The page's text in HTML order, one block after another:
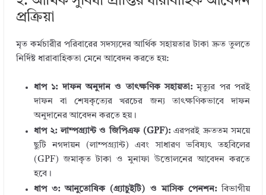
প্রক্রিয়া
মৃত কর্মচারীর পরিবারের সদস্যদের আর্থিক সহায়তার টাকা দ্রুত তুলতে
নির্দিষ্ট ধারাবাহিকতা মেনে আবেদন করতে হয়:
ধাপ ১: দাফন অনুদান ও তাৎক্ষণিক সহায়তা:মৃত্যুর পর পরই
দাফন বা শেষকৃত্যের খরচের জন্য তাৎক্ষণিকভাবে দাফন
অনুদানের আবেদন করতে হয়।
ধাপ ২: লাম্পগ্র্যান্ট ও জিপিএফ (GPF):এরপরই দ্রুততম সময়ে
ছুটি নগদায়ন (লাম্পগ্র্যান্ট) এবং সাধারণ ভবিষ্যৎ তহবিলের
(GPF) জমাকৃত টাকা ও মুনাফা উত্তোলনের আবেদন করতে
হবে।
ধাপ ৩: আনুতোষিক (গ্র্যাচুইটি) ও মাসিক পেনশন:বিভাগীয়